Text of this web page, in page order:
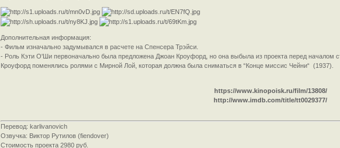
Дополнительная информация:
- Фильм изначально задумывался в расчете на Спенсера Трэйси.
- Роль Кэти О'Ши первоначально была предложена Джоан Кроуфорд, но она выбыла из проекта перед
Кроуфорд поменялись ролями с Мирной Лой, которая должна была сниматься в “Конце миссис Чейни“ (1937).
https://www.kinopoisk.ru/film/13808/
http://www.imdb.com/title/tt0029377/
Перевод: karlivanovich
Озвучка: Виктор Рутилов (fiendover)
Стоимость проекта 2980 руб.